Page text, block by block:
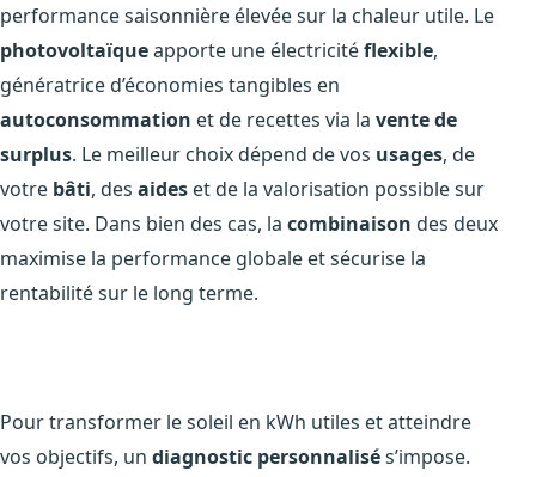
performance saisonnière élevée sur la chaleur utile. Le
photovoltaïqueapporte une électricitéflexible,
génératrice d’économies tangibles en
autoconsommation et de recettes via la vente de
surplus. Le meilleur choix dépend de vos usages, de
votre bâti, des aides et de la valorisation possible sur
votre site. Dans bien des cas, la combinaison des deux
maximise la performance globale et sécurise la
rentabilité sur le long terme.
Pour transformer le soleil en kWh utiles et atteindre
vos objectifs, un diagnostic personnalisés’impose.